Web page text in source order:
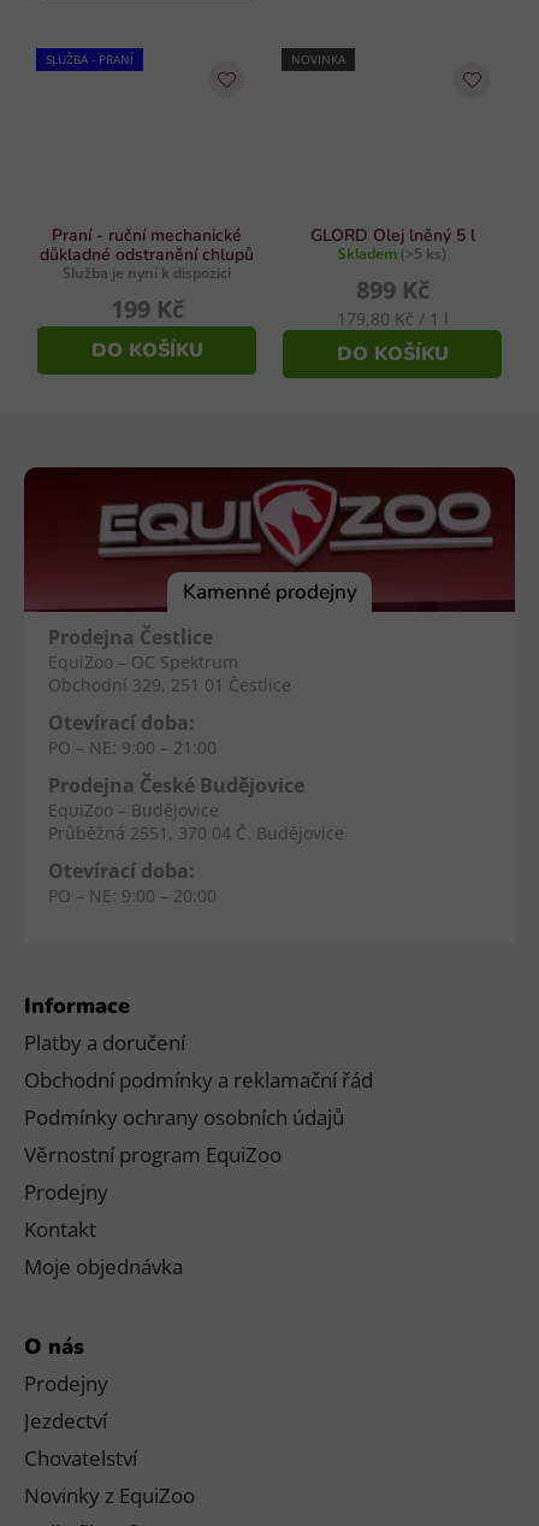
SLUŽBA - PRANÍ
Praní - ruční mechanické
důkladné odstranění chlupů
Služba je nyní k dispozici
199 Kč
DO KOŠÍKU
NOVINKA
GLORD Olej lněný 5 l
Skladem (>5 ks)
899 Kč
Měrná
cena:
179,80 Kč / 1 l
DO KOŠÍKU
Informace
Platby a doručení
Obchodní podmínky a reklamační řád
Podmínky ochrany osobních údajů
Věrnostní program EquiZoo
Prodejny
Kontakt
Moje objednávka
O nás
Prodejny
Jezdectví
Chovatelství
Novinky z EquiZoo
Kamenné prodejny
Prodejna Čestlice
EquiZoo – OC Spektrum
Obchodní 329, 251 01 Čestlice
Otevírací doba:
PO – NE: 9:00 – 21:00
Prodejna České Budějovice
EquiZoo – Budějovice
Průběžná 2551, 370 04 Č. Budějovice
Otevírací doba:
PO – NE: 9:00 – 20:00